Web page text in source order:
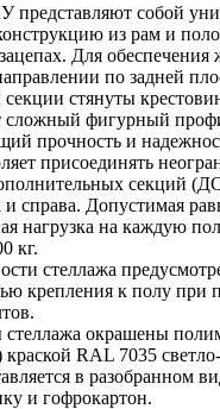
представляют собой
из рам и
Для обеспечения
по задней
стянуты
сложный фигурный
прочность и
присоединять
секций
и справа. Допустимая
нагрузка на каждую
кг.
стеллажа
крепления к полу при
стеллажа окрашены
RAL 7035
в разобранном
и гофрокартон.